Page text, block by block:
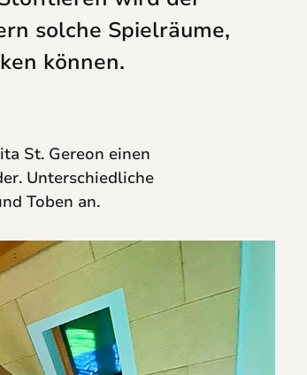
solche Spielräume,
können.
St. Gereon einen
Unterschiedliche
Toben an.